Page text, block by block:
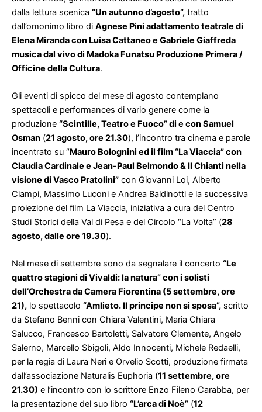
dalla lettura scenica “Un autunno d’agosto”, tratto
dall’omonimo libro di Agnese Pini adattamento teatrale di
Elena Miranda con Luisa Cattaneo e Gabriele Giaffreda
musica dal vivo di Madoka Funatsu Produzione Primera /
Officine della Cultura.
Gli eventi di spicco del mese di agosto contemplano
spettacoli e performances di vario genere come la
produzione “Scintille, Teatro e Fuoco” di e con Samuel
Osman (21 agosto, ore 21.30), l’incontro tra cinema e parole
incentrato su “Mauro Bolognini ed il film “La Viaccia” con
Claudia Cardinale e Jean-Paul Belmondo & Il Chianti nella
visione di Vasco Pratolini” con Giovanni Loi, Alberto
Ciampi, Massimo Luconi e Andrea Baldinotti e la successiva
proiezione del film La Viaccia, iniziativa a cura del Centro
Studi Storici della Val di Pesa e del Circolo “La Volta” (28
agosto, dalle ore 19.30).
Nel mese di settembre sono da segnalare il concerto “Le
quattro stagioni di Vivaldi: la natura” con i solisti
dell’Orchestra da Camera Fiorentina (5 settembre, ore
21), lo spettacolo “Amlieto. Il principe non si sposa”, scritto
da Stefano Benni con Chiara Valentini, Maria Chiara
Salucco, Francesco Bartoletti, Salvatore Clemente, Angelo
Salerno, Marcello Sbigoli, Aldo Innocenti, Michele Redaelli,
per la regia di Laura Neri e Orvelio Scotti, produzione firmata
dall’associazione Naturalis Euphoria (11 settembre, ore
21.30) e l’incontro con lo scrittore Enzo Fileno Carabba, per
la presentazione del suo libro “L’arca di Noè” (12